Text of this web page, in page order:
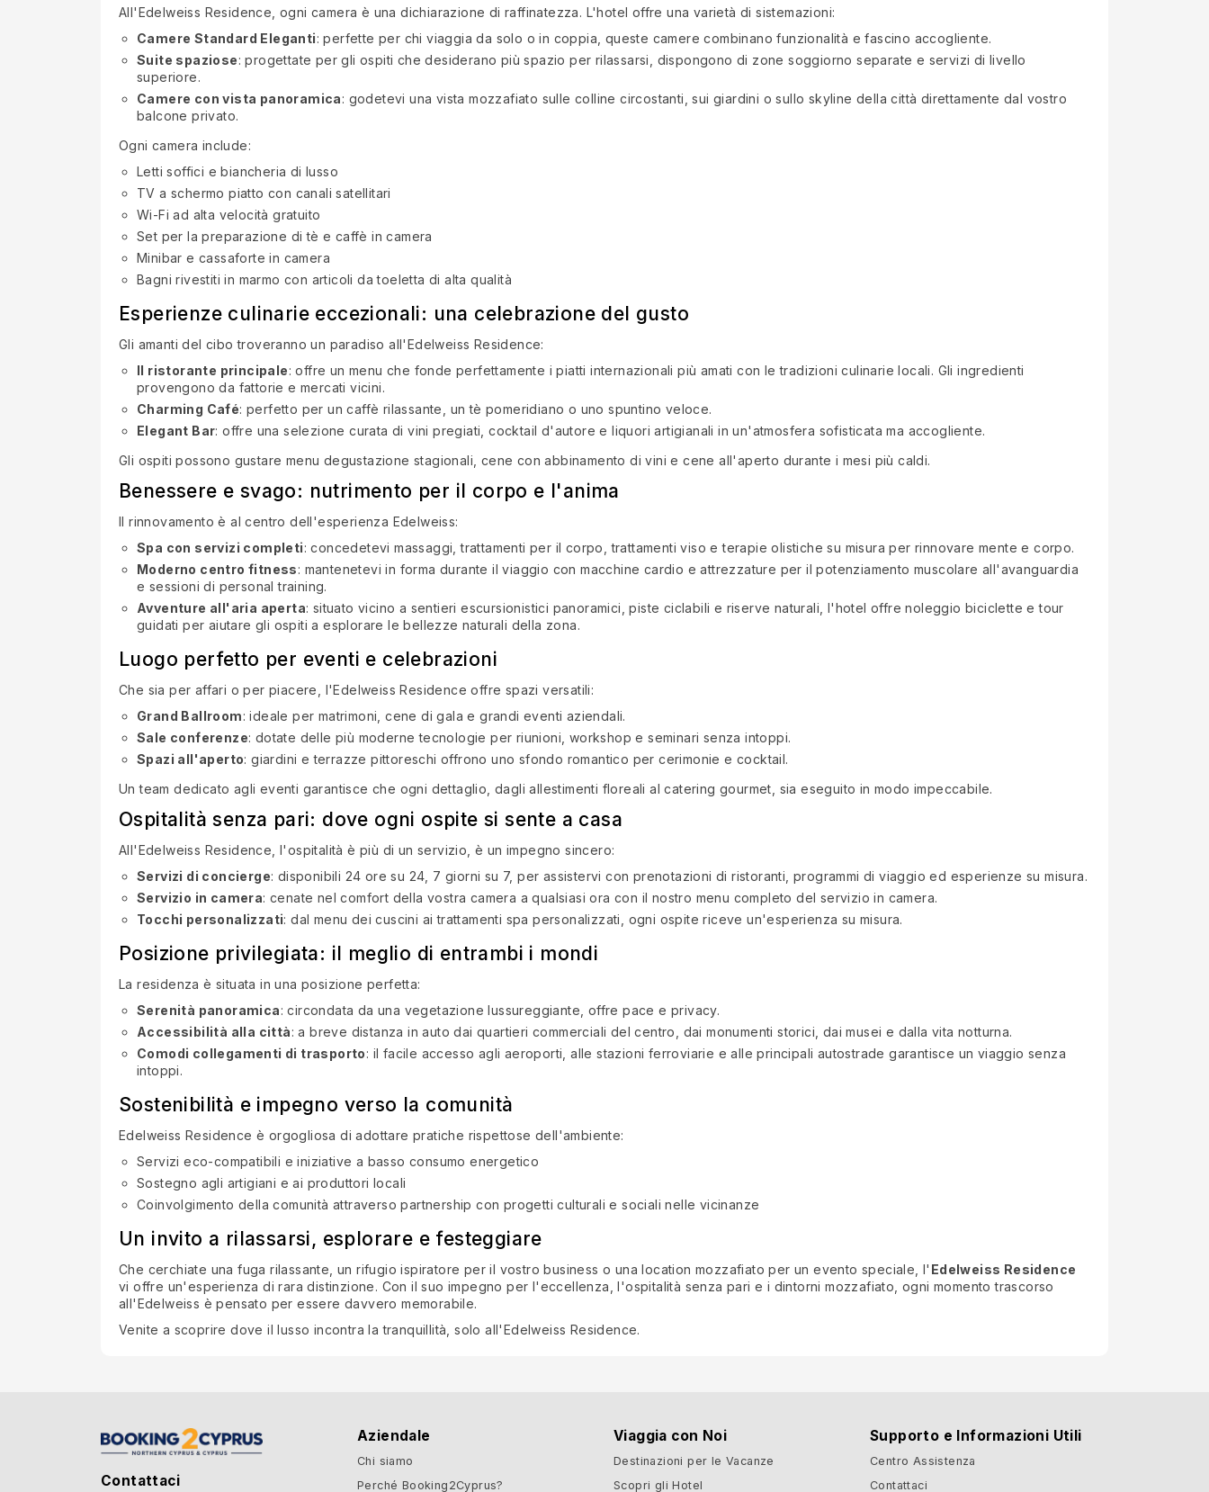
All'Edelweiss Residence, ogni camera è una dichiarazione di raffinatezza. L'hotel offre una varietà di sistemazioni:
Camere Standard Eleganti: perfette per chi viaggia da solo o in coppia, queste camere combinano funzionalità e fascino accogliente.
Suite spaziose: progettate per gli ospiti che desiderano più spazio per rilassarsi, dispongono di zone soggiorno separate e servizi di livello
superiore.
Camere con vista panoramica: godetevi una vista mozzafiato sulle colline circostanti, sui giardini o sullo skyline della città direttamente dal vostro
balcone privato.
Ogni camera include:
Letti soffici e biancheria di lusso
TV a schermo piatto con canali satellitari
Wi-Fi ad alta velocità gratuito
Set per la preparazione di tè e caffè in camera
Minibar e cassaforte in camera
Bagni rivestiti in marmo con articoli da toeletta di alta qualità
Esperienze culinarie eccezionali: una celebrazione del gusto
Gli amanti del cibo troveranno un paradiso all'Edelweiss Residence:
Il ristorante principale: offre un menu che fonde perfettamente i piatti internazionali più amati con le tradizioni culinarie locali. Gli ingredienti
provengono da fattorie e mercati vicini.
Charming Café: perfetto per un caffè rilassante, un tè pomeridiano o uno spuntino veloce.
Elegant Bar: offre una selezione curata di vini pregiati, cocktail d'autore e liquori artigianali in un'atmosfera sofisticata ma accogliente.
Gli ospiti possono gustare menu degustazione stagionali, cene con abbinamento di vini e cene all'aperto durante i mesi più caldi.
Benessere e svago: nutrimento per il corpo e l'anima
Il rinnovamento è al centro dell'esperienza Edelweiss:
Spa con servizi completi: concedetevi massaggi, trattamenti per il corpo, trattamenti viso e terapie olistiche su misura per rinnovare mente e corpo.
Moderno centro fitness: mantenetevi in forma durante il viaggio con macchine cardio e attrezzature per il potenziamento muscolare all'avanguardia
e sessioni di personal training.
Avventure all'aria aperta: situato vicino a sentieri escursionistici panoramici, piste ciclabili e riserve naturali, l'hotel offre noleggio biciclette e tour
guidati per aiutare gli ospiti a esplorare le bellezze naturali della zona.
Luogo perfetto per eventi e celebrazioni
Che sia per affari o per piacere, l'Edelweiss Residence offre spazi versatili:
Grand Ballroom: ideale per matrimoni, cene di gala e grandi eventi aziendali.
Sale conferenze: dotate delle più moderne tecnologie per riunioni, workshop e seminari senza intoppi.
Spazi all'aperto: giardini e terrazze pittoreschi offrono uno sfondo romantico per cerimonie e cocktail.
Un team dedicato agli eventi garantisce che ogni dettaglio, dagli allestimenti floreali al catering gourmet, sia eseguito in modo impeccabile.
Ospitalità senza pari: dove ogni ospite si sente a casa
All'Edelweiss Residence, l'ospitalità è più di un servizio, è un impegno sincero:
Servizi di concierge: disponibili 24 ore su 24, 7 giorni su 7, per assistervi con prenotazioni di ristoranti, programmi di viaggio ed esperienze su misura.
Servizio in camera: cenate nel comfort della vostra camera a qualsiasi ora con il nostro menu completo del servizio in camera.
Tocchi personalizzati: dal menu dei cuscini ai trattamenti spa personalizzati, ogni ospite riceve un'esperienza su misura.
Posizione privilegiata: il meglio di entrambi i mondi
La residenza è situata in una posizione perfetta:
Serenità panoramica: circondata da una vegetazione lussureggiante, offre pace e privacy.
Accessibilità alla città: a breve distanza in auto dai quartieri commerciali del centro, dai monumenti storici, dai musei e dalla vita notturna.
Comodi collegamenti di trasporto: il facile accesso agli aeroporti, alle stazioni ferroviarie e alle principali autostrade garantisce un viaggio senza
intoppi.
Sostenibilità e impegno verso la comunità
Edelweiss Residence è orgogliosa di adottare pratiche rispettose dell'ambiente:
Servizi eco-compatibili e iniziative a basso consumo energetico
Sostegno agli artigiani e ai produttori locali
Coinvolgimento della comunità attraverso partnership con progetti culturali e sociali nelle vicinanze
Un invito a rilassarsi, esplorare e festeggiare
Che cerchiate una fuga rilassante, un rifugio ispiratore per il vostro business o una location mozzafiato per un evento speciale, l' Edelweiss Residence
vi offre un'esperienza di rara distinzione. Con il suo impegno per l'eccellenza, l'ospitalità senza pari e i dintorni mozzafiato, ogni momento trascorso
all'Edelweiss è pensato per essere davvero memorabile.
Venite a scoprire dove il lusso incontra la tranquillità, solo all'Edelweiss Residence.
Contattaci
Aziendale
Chi siamo
Perché Booking2Cyprus?
Viaggia con Noi
Destinazioni per le Vacanze
Scopri gli Hotel
Supporto e Informazioni Utili
Centro Assistenza
Contattaci